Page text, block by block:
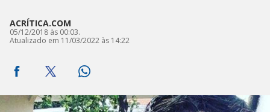
ACRÍTICA.COM
05/12/2018 às 00:03.
Atualizado em 11/03/2022 às 14:22